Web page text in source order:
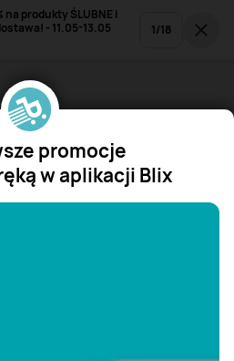
produkty ŚLUBNE i
- 11.05-13.05
1/18
promocje
w aplikacji Blix